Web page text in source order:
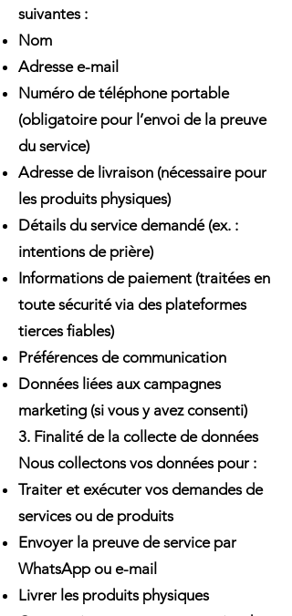
suivantes :
Nom
Adresse e-mail
Numéro de téléphone portable
(obligatoire pour l’envoi de la preuve
du service)
Adresse de livraison (nécessaire pour
les produits physiques)
Détails du service demandé (ex. :
intentions de prière)
Informations de paiement (traitées en
toute sécurité via des plateformes
tierces fiables)
Préférences de communication
Données liées aux campagnes
marketing (si vous y avez consenti)
3. Finalité de la collecte de données
Nous collectons vos données pour :
Traiter et exécuter vos demandes de
services ou de produits
Envoyer la preuve de service par
WhatsApp ou e-mail
Livrer les produits physiques